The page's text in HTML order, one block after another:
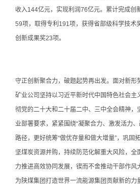
收入144亿元，实现利润76亿元。累计完成创
59项，取得专利191项，获得省部级科学技术
创新成果奖23项。
守正创新聚合力，破题起势再出发。面对新形
矿业公司坚持以习近平新时代中国特色社会主
彻党的二十大和二十届二中、三中全会精神，
业部署要求，紧紧围绕“凝聚合力、激发活力
路径，更好统筹“做优存量和做大增量”，巩固
坚煤炭资源并购，持续防范化解重大风险，全
力推进高效协同发展，锲而不舍推动干部作风
为陕煤集团打造世界一流能源集团贡献新的力